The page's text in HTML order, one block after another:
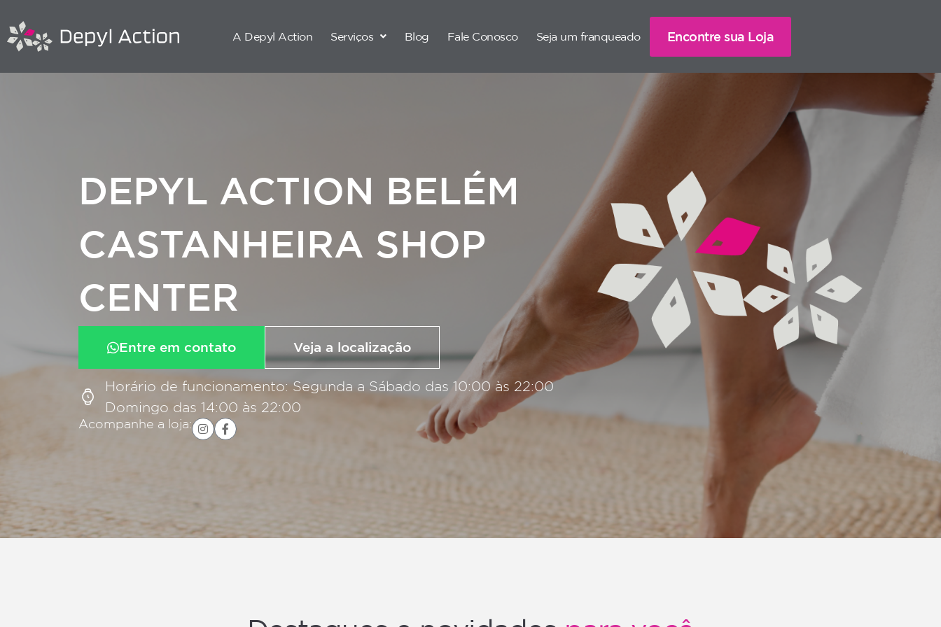
A Depyl Action Serviços Blog Fale Conosco Seja um franqueado Encontre sua Loja
DEPYL ACTION BELÉM
CASTANHEIRA SHOP
CENTER
Entre em contato Veja a localização
Horário de funcionamento: Segunda a Sábado das 10:00 às 22:00
Domingo das 14:00 às 22:00
Acompanhe a loja: